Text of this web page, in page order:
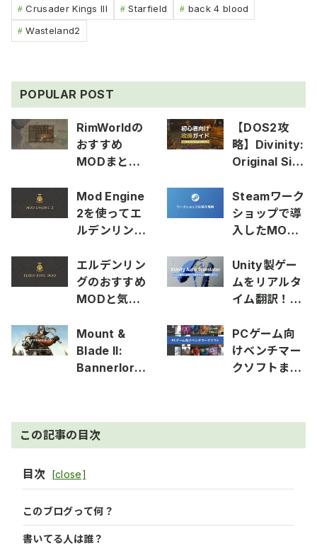
Crusader Kings III
Starfield
back 4 blood
Wasteland2
POPULAR POST
RimWorldの
おすすめ
MODまとめ
【DOS2攻
略】Divinity:
Original Sin
け攻略ガイド
Mod Engine
2を使ってエ
ルデンリング
入する方法
Steamワーク
ショップで導
入したMOD
確認する方法
エルデンリン
グのおすすめ
MODと気に
MODまとめ
Unity製ゲー
ムをリアルタ
イム翻訳！
Translator
の使い方
Mount &
Blade II:
Bannerlord
PCゲーム向
けベンチマー
クソフトまと
この記事の目次
目次
このブログって何？
書いてる人は誰？